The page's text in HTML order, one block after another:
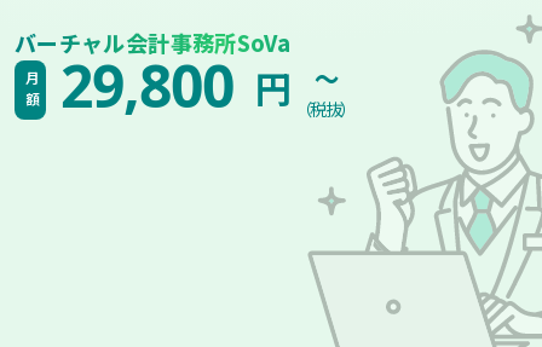
バーチャル会計事務所SoVa
月額 29,800 円 ~
（税抜）